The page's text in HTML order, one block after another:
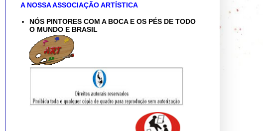
A NOSSA ASSOCIAÇÃO ARTÍSTICA
NÓS PINTORES COM A BOCA E OS PÉS DE TODO
O MUNDO E BRASIL